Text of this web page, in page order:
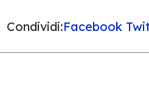
Condividi:Facebook